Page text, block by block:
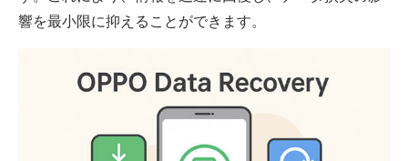
響を最小限に抑えることができます。